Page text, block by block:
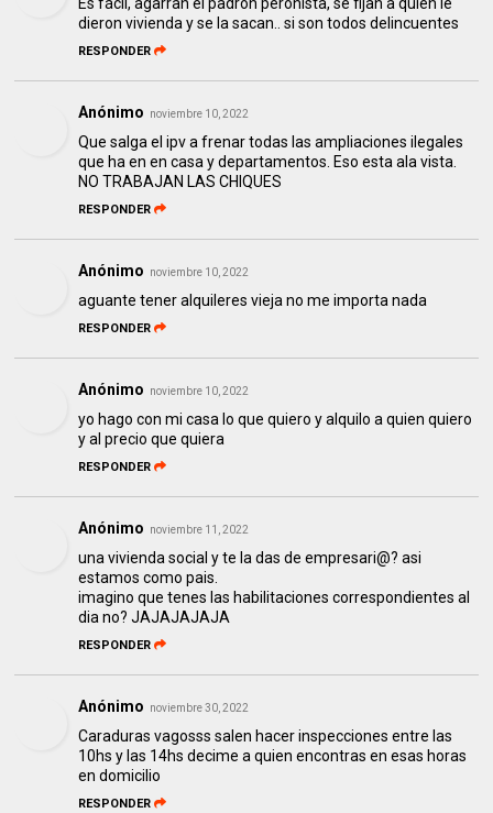
Es fácil, agarran el padron peronista, se fijan a quien le
dieron vivienda y se la sacan.. si son todos delincuentes
RESPONDER
Anónimo noviembre 10, 2022
Que salga el ipv a frenar todas las ampliaciones ilegales
que ha en en casa y departamentos. Eso esta ala vista.
NO TRABAJAN LAS CHIQUES
RESPONDER
Anónimo noviembre 10, 2022
aguante tener alquileres vieja no me importa nada
RESPONDER
Anónimo noviembre 10, 2022
yo hago con mi casa lo que quiero y alquilo a quien quiero
y al precio que quiera
RESPONDER
Anónimo noviembre 11, 2022
una vivienda social y te la das de empresari@? asi
estamos como pais.
imagino que tenes las habilitaciones correspondientes al
dia no? JAJAJAJAJA
RESPONDER
Anónimo noviembre 30, 2022
Caraduras vagosss salen hacer inspecciones entre las
10hs y las 14hs decime a quien encontras en esas horas
en domicilio
RESPONDER